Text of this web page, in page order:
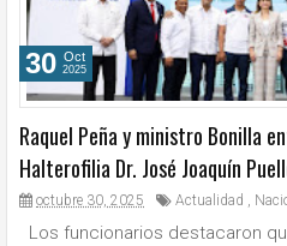
Raquel Peña y ministro Bonilla
Halterofilia Dr. José Joaquín
octubre 30, 2025 Actualidad ,
Los funcionarios destacaron
30 Oct
2025